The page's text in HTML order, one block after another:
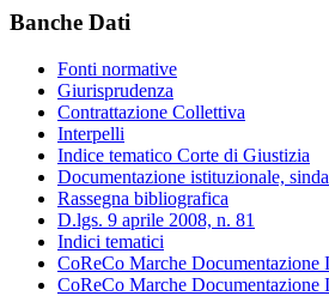
Banche Dati
Fonti normative
Giurisprudenza
Contrattazione Collettiva
Interpelli
Indice tematico Corte di Giustizia
Documentazione istituzionale,
Rassegna bibliografica
D.lgs. 9 aprile 2008, n. 81
Indici tematici
CoReCo Marche Documentazione
CoReCo Marche